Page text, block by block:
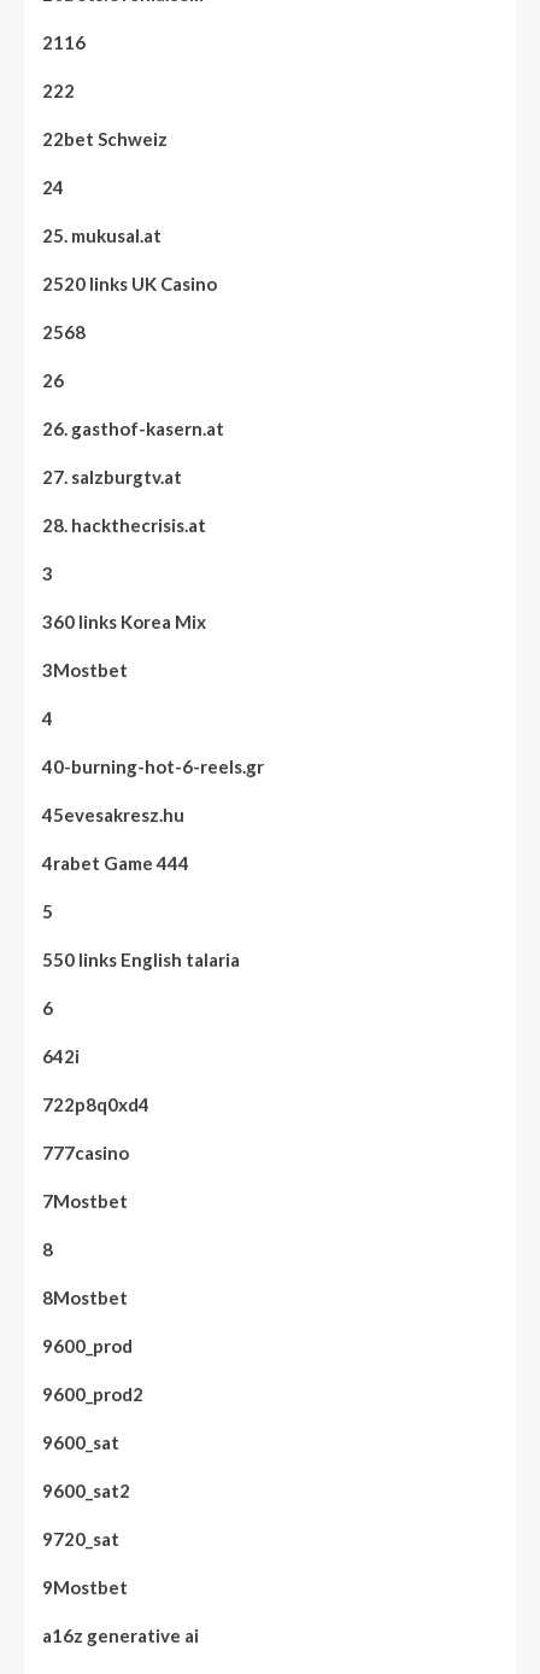
2116
222
22bet Schweiz
24
25. mukusal.at
2520 links UK Casino
2568
26
26. gasthof-kasern.at
27. salzburgtv.at
28. hackthecrisis.at
3
360 links Korea Mix
3Mostbet
4
40-burning-hot-6-reels.gr
45evesakresz.hu
4rabet Game 444
5
550 links English talaria
6
642i
722p8q0xd4
777casino
7Mostbet
8
8Mostbet
9600_prod
9600_prod2
9600_sat
9600_sat2
9720_sat
9Mostbet
a16z generative ai